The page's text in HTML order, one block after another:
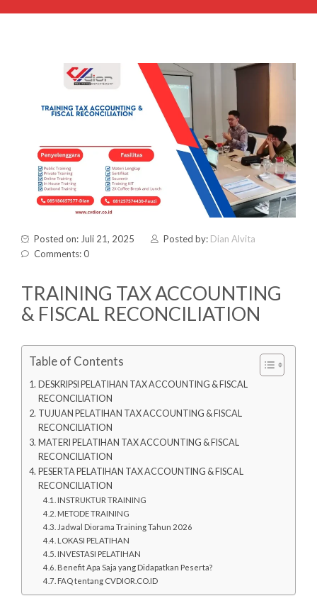
Posted on: Juli 21, 2025 Posted by: Dian Alvita
Comments: 0
TRAINING TAX ACCOUNTING
& FISCAL RECONCILIATION
Table of Contents
DESKRIPSI PELATIHAN TAX ACCOUNTING & FISCAL
RECONCILIATION
TUJUAN PELATIHAN TAX ACCOUNTING & FISCAL
RECONCILIATION
MATERI PELATIHAN TAX ACCOUNTING & FISCAL
RECONCILIATION
PESERTA PELATIHAN TAX ACCOUNTING & FISCAL
RECONCILIATION
INSTRUKTUR TRAINING
METODE TRAINING
Jadwal Diorama Training Tahun 2026
LOKASI PELATIHAN
INVESTASI PELATIHAN
Benefit Apa Saja yang Didapatkan Peserta?
FAQ tentang CVDIOR.CO.ID